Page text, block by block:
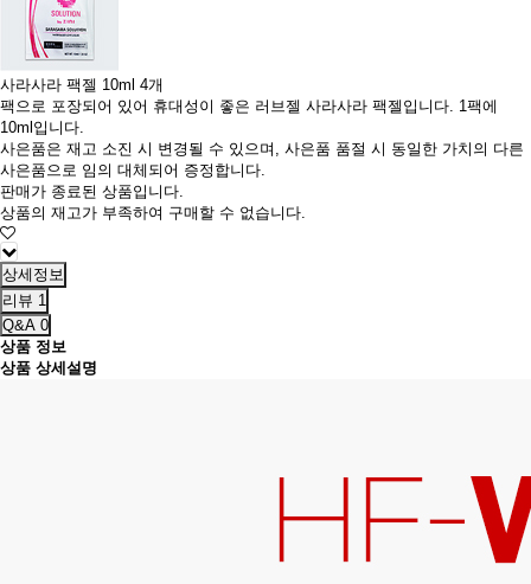
사라사라 팩젤 10ml 4개
팩으로 포장되어 있어 휴대성이 좋은 러브젤 사라사라 팩젤입니다. 1팩에
10ml입니다.
사은품은 재고 소진 시 변경될 수 있으며, 사은품 품절 시 동일한 가치의 다른
사은품으로 임의 대체되어 증정합니다.
판매가 종료된 상품입니다.
상품의 재고가 부족하여 구매할 수 없습니다.
상세정보
리뷰 1
Q&A 0
상품 정보
상품 상세설명